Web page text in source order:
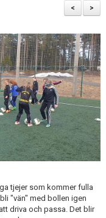
>
<
tjejer som kommer fulla
"vän" med bollen igen
driva och passa. Det blir